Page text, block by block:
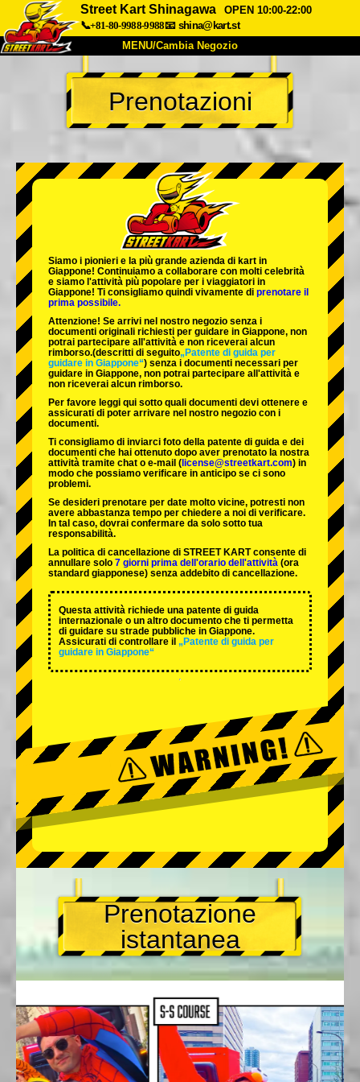
Street Kart Shinagawa
OPEN 10:00-22:00
📞+81-80-9988-9988📧 shina@kart.st
MENU/Cambia Negozio
INIZIO
Chi Siamo Specifiche Prezzo
Azienda Prenotazioni
Cambia Negozio
Tokyo Shinagawa Tokyo Akihabara#1
Tokyo Akihabara#2
Tokyo Shibuya Annex Tokyo Bay
Tokyo Asakusa Osaka
Okinawa
Prenotazioni
Siamo i pionieri e la più grande azienda di kart in
Giappone! Continuiamo a collaborare con molti celebrità
e siamo l'attività più popolare per i viaggiatori in
Giappone! Ti consigliamo quindi vivamente di prenotare il
prima possibile.
Attenzione! Se arrivi nel nostro negozio senza i
documenti originali richiesti per guidare in Giappone, non
potrai partecipare all'attività e non riceverai alcun
rimborso.(descritti di seguito„Patente di guida per
guidare in Giappone“) senza i documenti necessari per
guidare in Giappone, non potrai partecipare all'attività e
non riceverai alcun rimborso.
Per favore leggi qui sotto quali documenti devi ottenere e
assicurati di poter arrivare nel nostro negozio con i
documenti.
Ti consigliamo di inviarci foto della patente di guida e dei
documenti che hai ottenuto dopo aver prenotato la nostra
attività tramite chat o e-mail ( license@streetkart.com) in
modo che possiamo verificare in anticipo se ci sono
problemi.
Se desideri prenotare per date molto vicine, potresti non
avere abbastanza tempo per chiedere a noi di verificare.
In tal caso, dovrai confermare da solo sotto tua
responsabilità.
La politica di cancellazione di STREET KART consente di
annullare solo 7 giorni prima dell'orario dell'attività (ora
standard giapponese) senza addebito di cancellazione.
Questa attività richiede una patente di guida
internazionale o un altro documento che ti permetta
di guidare su strade pubbliche in Giappone.
Assicurati di controllare il „Patente di guida per
guidare in Giappone“
Prenotazione
istantanea